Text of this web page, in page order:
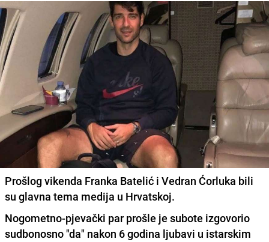
Prošlog vikenda Franka Batelić i Vedran Ćorluka bili
su glavna tema medija u Hrvatskoj.
Nogometno-pjevački par prošle je subote izgovorio
sudbonosno "da" nakon 6 godina ljubavi u istarskim